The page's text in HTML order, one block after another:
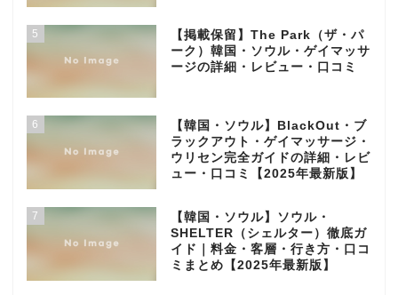
5
【掲載保留】The Park（ザ・パ
ーク）韓国・ソウル・ゲイマッサ
ージの詳細・レビュー・口コミ
6
【韓国・ソウル】BlackOut・ブ
ラックアウト・ゲイマッサージ・
ウリセン完全ガイドの詳細・レビ
ュー・口コミ【2025年最新版】
7
【韓国・ソウル】ソウル・
SHELTER（シェルター）徹底ガ
イド｜料金・客層・行き方・口コ
ミまとめ【2025年最新版】